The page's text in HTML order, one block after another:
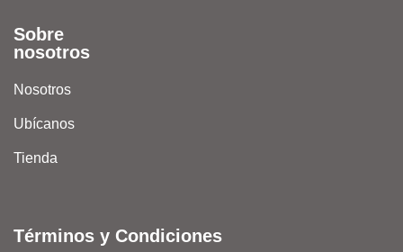
Sobre
nosotros
Nosotros
Ubícanos
Tienda
Términos y Condiciones